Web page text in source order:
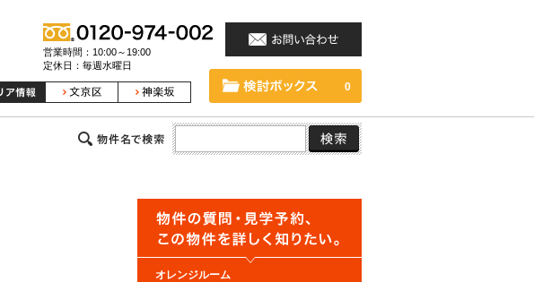
営業時間：10:00～19:00
定休日：毎週水曜日
0
オレンジルーム